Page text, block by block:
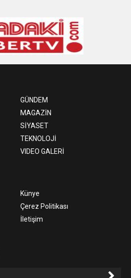
GÜNDEM
MAGAZİN
SİYASET
TEKNOLOJİ
VIDEO GALERİ
Künye
Çerez Politikası
İletişim